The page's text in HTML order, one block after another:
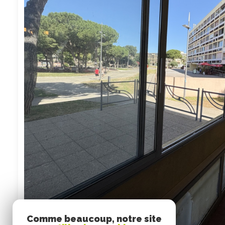
Comme beaucoup, notre site